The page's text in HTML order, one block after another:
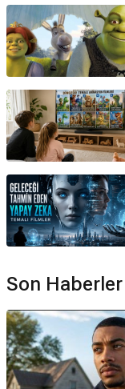
Son Haberler